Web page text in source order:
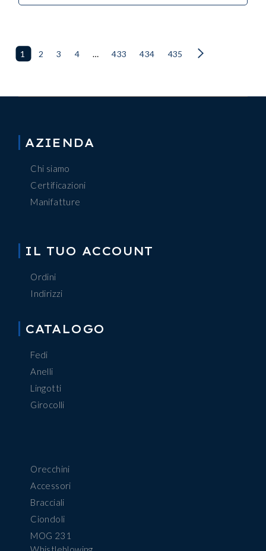
1 2 3 4 … 433 434 435
AZIENDA
Chi siamo
Certificazioni
Manifatture
IL TUO ACCOUNT
Ordini
Indirizzi
CATALOGO
Fedi
Anelli
Lingotti
Girocolli
Orecchini
Accessori
Bracciali
Ciondoli
MOG 231